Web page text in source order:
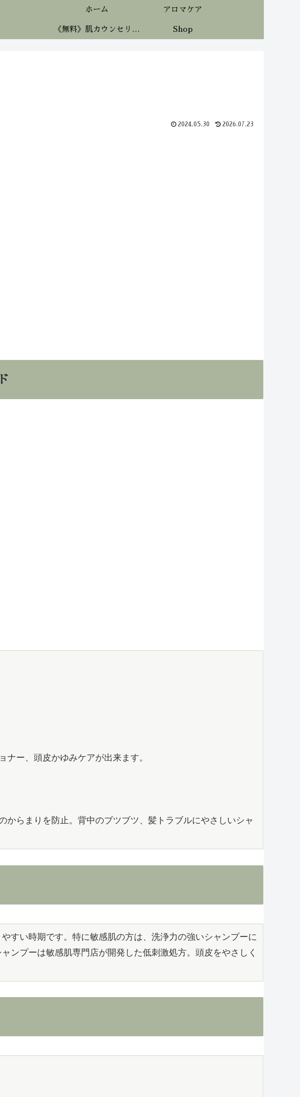
ホーム アロマケア
《無料》肌カウンセリング Shop
2024.05.30 2026.07.23
ー、頭皮かゆみケアが出来ます。
らまりを防止。背中のブツブツ、髪トラブルにやさしいシャ
すい時期です。特に敏感肌の方は、洗浄力の強いシャンプーに
ンプーは敏感肌専門店が開発した低刺激処方。頭皮をやさしく